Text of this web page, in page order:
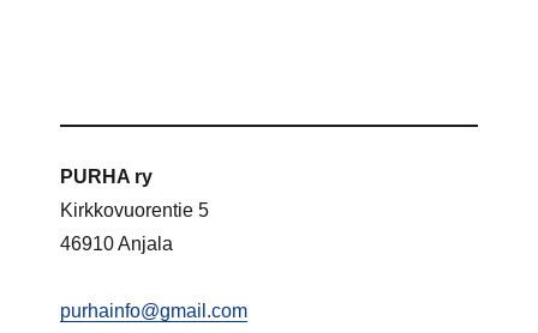
PURHA ry
Kirkkovuorentie 5
46910 Anjala
purhainfo@gmail.com